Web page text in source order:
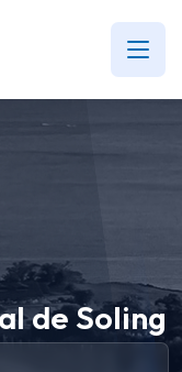
de Soling